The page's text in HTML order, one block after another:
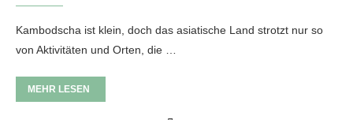
Kambodscha ist klein, doch das asiatische Land strotzt nur so
von Aktivitäten und Orten, die …
MEHR LESEN